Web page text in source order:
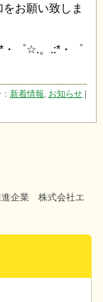
お願い致しま
゜☆.。.:*・゜
新着情報, お知らせ
進企業 株式会社エ